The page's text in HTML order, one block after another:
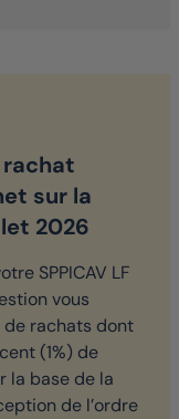
rachat
sur la
2026
SPPICAV LF
vous
de rachats dont
(1%) de
la base de la
de l’ordre